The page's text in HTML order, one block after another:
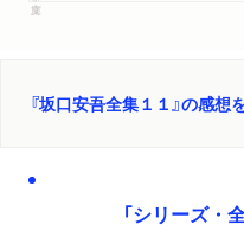
『坂口安吾全集１１』の感想
「シリーズ・